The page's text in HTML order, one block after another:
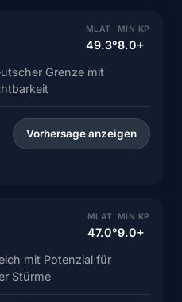
MLAT
49.3°
MIN KP
8.0+
Grenze mit
Vorhersage anzeigen
MLAT
47.0°
MIN KP
9.0+
mit Potenzial für
Stürme